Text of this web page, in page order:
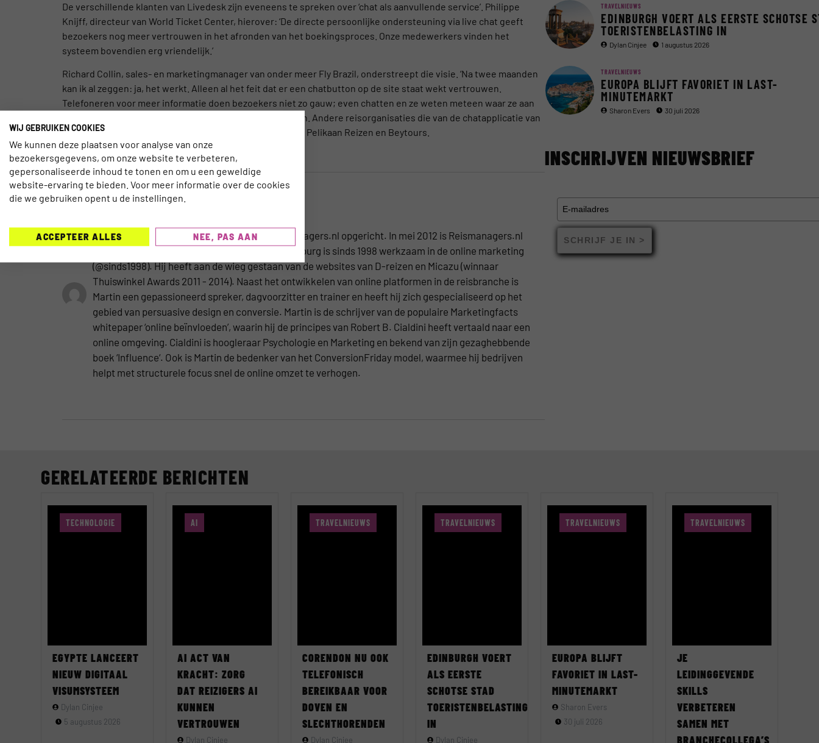
De verschillende klanten van Livedesk zijn eveneens te spreken over ‘chat als aanvullende service’. Philippe
Knijff, directeur van World Ticket Center, hierover: ‘De directe persoonlijke ondersteuning via live chat geeft
bezoekers nog meer vertrouwen in het afronden van het boekingsproces. Onze medewerkers vinden het
systeem bovendien erg vriendelijk.’
Richard Collin, sales- en marketingmanager van onder meer Fly Brazil, onderstreept die visie. ‘Na twee maanden
kan ik al zeggen: ja, het werkt. Alleen al het feit dat er een chatbutton op de site staat wekt vertrouwen.
Telefoneren voor meer informatie doen bezoekers niet zo gauw; even chatten en ze weten meteen waar ze aan
toe zijn. Het aantal afhakers daalt dankzij chat’, stelt Collin. Andere reisorganisaties die van de chatapplicatie van
Livedesk gebruikmaken, zijn onder andere Disma Reizen, Pelikaan Reizen en Beytours.
Gespot opTelecommerce.
In 2007 heeft Martin het marketingblog Reismanagers.nl opgericht. In mei 2012 is Reismanagers.nl
overgegaan naar TravelNext. Martin van Kranenburg is sinds 1998 werkzaam in de online marketing
(@sinds1998). Hij heeft aan de wieg gestaan van de websites van D-reizen en Micazu (winnaar
Thuiswinkel Awards 2011 - 2014). Naast het ontwikkelen van online platformen in de reisbranche is
Martin een gepassioneerd spreker, dagvoorzitter en trainer en heeft hij zich gespecialiseerd op het
gebied van persuasive design en conversie. Martin is de schrijver van de populaire Marketingfacts
whitepaper ‘online beïnvloeden’, waarin hij de principes van Robert B. Cialdini heeft vertaald naar een
online omgeving. Cialdini is hoogleraar Psychologie en Marketing en bekend van zijn gezaghebbende
boek ‘Influence‘. Ook is Martin de bedenker van het ConversionFriday model, waarmee hij bedrijven
helpt met structurele focus snel de online omzet te verhogen.
TRAVELNIEUWS
EDINBURGH VOERT ALS EERSTE SCHOTSE
TOERISTENBELASTING IN
Dylan Cinjee 1 augustus 2026
TRAVELNIEUWS
EUROPA BLIJFT FAVORIET IN LAST-
MINUTEMARKT
Sharon Evers 30 juli 2026
INSCHRIJVEN NIEUWSBRIEF
SCHRIJF JE IN >
GERELATEERDE BERICHTEN
TECHNOLOGIE
EGYPTE LANCEERT
NIEUW DIGITAAL
VISUMSYSTEEM
Dylan Cinjee
5 augustus 2026
AI
AI ACT VAN
KRACHT: ZORG
DAT REIZIGERS AI
KUNNEN
VERTROUWEN
Dylan Cinjee
TRAVELNIEUWS
CORENDON NU OOK
TELEFONISCH
BEREIKBAAR VOOR
DOVEN EN
SLECHTHORENDEN
Dylan Cinjee
TRAVELNIEUWS
EDINBURGH VOERT
ALS EERSTE
SCHOTSE STAD
TOERISTENBELASTING
IN
Dylan Cinjee
TRAVELNIEUWS
EUROPA BLIJFT
FAVORIET IN LAST-
MINUTEMARKT
Sharon Evers
30 juli 2026
TRAVELNIEUWS
JE
LEIDINGGEVENDE
SKILLS
VERBETEREN
SAMEN MET
BRANCHECOLLEGA’S
WIJ GEBRUIKEN COOKIES
We kunnen deze plaatsen voor analyse van onze
bezoekersgegevens, om onze website te verbeteren,
gepersonaliseerde inhoud te tonen en om u een geweldige
website-ervaring te bieden. Voor meer informatie over de cookies
die we gebruiken opent u de instellingen.
ACCEPTEER ALLES NEE, PAS AAN